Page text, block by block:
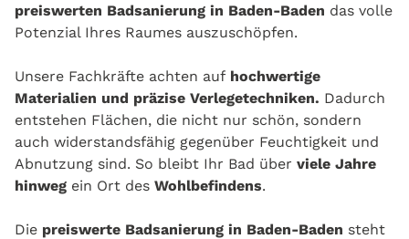
preiswerten Badsanierung in Baden-Baden das volle
Potenzial Ihres Raumes auszuschöpfen.
Unsere Fachkräfte achten auf hochwertige
Materialien und präzise Verlegetechniken. Dadurch
entstehen Flächen, die nicht nur schön, sondern
auch widerstandsfähig gegenüber Feuchtigkeit und
Abnutzung sind. So bleibt Ihr Bad über viele Jahre
hinweg ein Ort des Wohlbefindens.
Die preiswerte Badsanierung in Baden-Baden steht